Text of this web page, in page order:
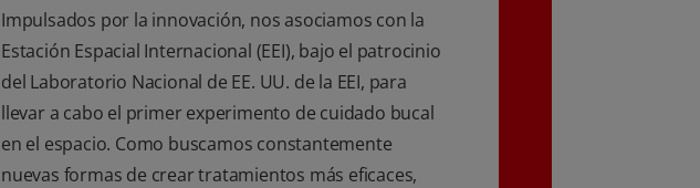
Impulsados por la innovación, nos asociamos con la
Estación Espacial Internacional (EEI), bajo el patrocinio
del Laboratorio Nacional de EE. UU. de la EEI, para
llevar a cabo el primer experimento de cuidado bucal
en el espacio. Como buscamos constantemente
nuevas formas de crear tratamientos más eficaces,